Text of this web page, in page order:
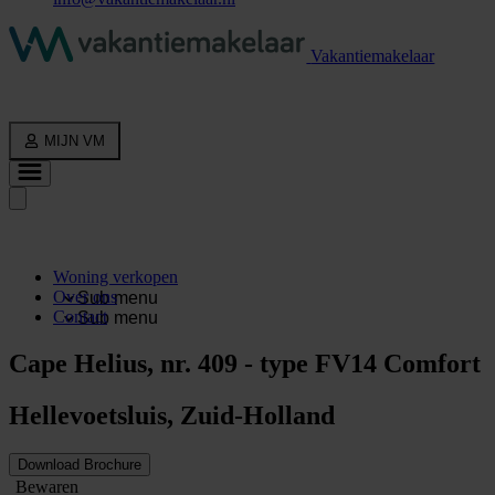
Vakantiemakelaar
MIJN VM
Woning verkopen
Sub menu
Over ons
Sub menu
Contact
Cape Helius, nr. 409 - type FV14 Comfort
Hellevoetsluis, Zuid-Holland
Download Brochure
Bewaren